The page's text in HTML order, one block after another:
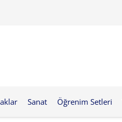
Sanat Öğrenim Setleri